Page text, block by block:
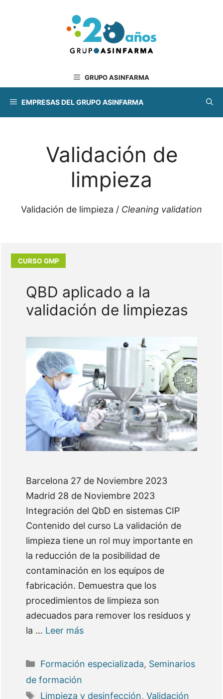
GRUPO ASINFARMA
EMPRESAS DEL GRUPO ASINFARMA
Validación de
limpieza
Validación de limpieza / Cleaning validation
QBD aplicado a la
validación de limpiezas
Barcelona 27 de Noviembre 2023
Madrid 28 de Noviembre 2023
Integración del QbD en sistemas CIP
Contenido del curso La validación de
limpieza tiene un rol muy importante en
la reducción de la posibilidad de
contaminación en los equipos de
fabricación. Demuestra que los
procedimientos de limpieza son
adecuados para remover los residuos y
la … Leer más
Categorías
Formación especializada, Seminarios
de formación
Etiquetas
Limpieza y desinfección, Validación